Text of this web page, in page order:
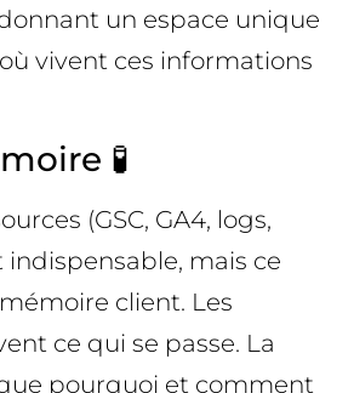
un espace unique
vivent ces informations
🧪
(GSC, GA4, logs,
indispensable, mais ce
client. Les
ce qui se passe. La
pourquoi et comment